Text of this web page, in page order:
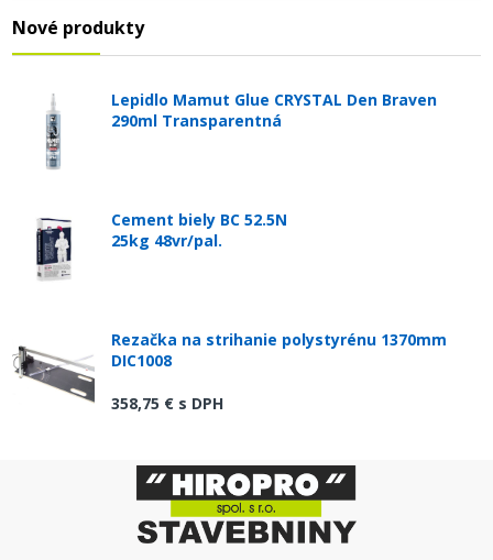
Nové produkty
Lepidlo Mamut Glue CRYSTAL Den Braven
290ml Transparentná
Cement biely BC 52.5N
25kg 48vr/pal.
Rezačka na strihanie polystyrénu 1370mm
DIC1008
358,75 € s DPH